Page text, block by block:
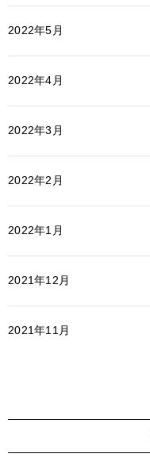
2022年5月
2022年4月
2022年3月
2022年2月
2022年1月
2021年12月
2021年11月